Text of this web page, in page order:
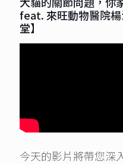
feat. 來旺動物醫院
堂】
今天的影片將帶您深